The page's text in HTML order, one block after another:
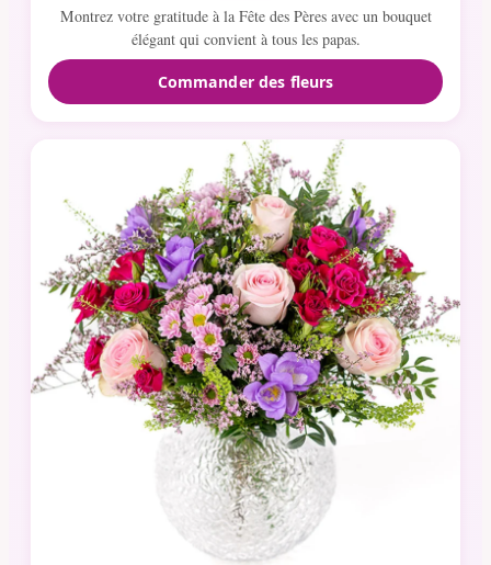
Montrez votre gratitude à la Fête des Pères avec un bouquet
élégant qui convient à tous les papas.
Commander des fleurs